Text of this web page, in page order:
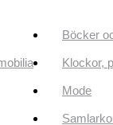
Böcker
Klockor,
Mode